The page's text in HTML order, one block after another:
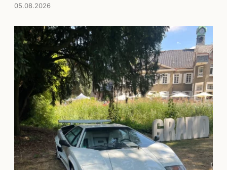
05.08.2026